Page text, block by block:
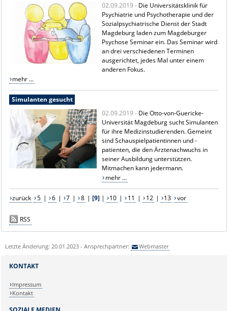
02.09.2019 - Die Universitätsklinik für
Psychiatrie und Psychotherapie und der
Sozialpsychiatrische Dienst der Stadt
Magdeburg laden zum Magdeburger
Psychose Seminar ein. Das Seminar wird
an drei verschiedenen Terminen
ausgerichtet, jedes Mal unter einem
anderen Fokus.
mehr ...
Simulanten gesucht
02.09.2019 - Die Otto-von-Guericke-
Universität Magdeburg sucht Simulanten
für ihre Medizinstudierenden. Gemeint
sind Schauspielpatientinnen und -
patienten, die den Ärztenachwuchs in
seiner Ausbildung unterstützen.
Mitmachen kann jedermann.
mehr ...
zurück 5 | 6 | 7 | 8 | [9]| 10 | 11 | 12 | 13 vor
RSS
Letzte Änderung: 20.01.2023 - Ansprechpartner: Webmaster
KONTAKT
Impressum
Kontakt